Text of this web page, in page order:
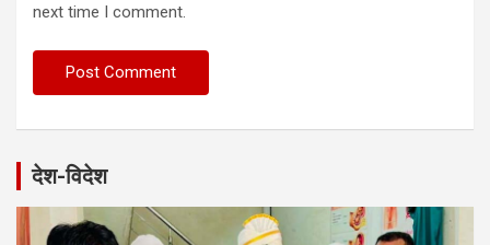
next time I comment.
देश-विदेश